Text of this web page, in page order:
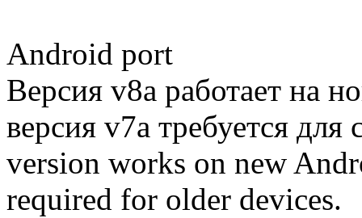
Android port
Версия v8a работает на
версия v7a требуется
version works on new
required for older devices.